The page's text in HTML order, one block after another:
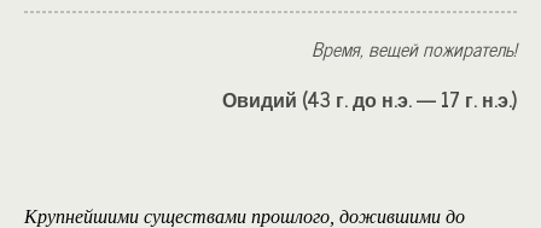
Время, вещей пожиратель!
Овидий (43 г. до н.э. — 17 г. н.э.)
Крупнейшими существами прошлого, дожившими до